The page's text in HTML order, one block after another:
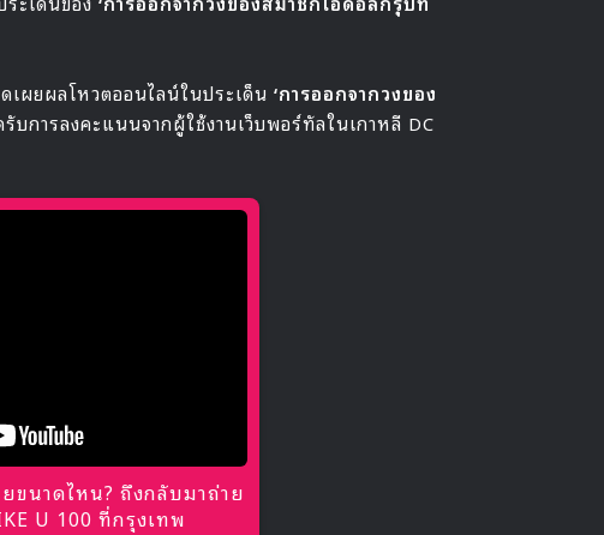
ผยผลโหวตออนไลน์ในประเด็น ‘การออกจากวงของ
บการลงคะแนนจากผู้ใช้งานเว็บพอร์ทัลในเกาหลี DC
ขนาดไหน? ถึงกลับมาถ่าย
U 100 ที่กรุงเทพ